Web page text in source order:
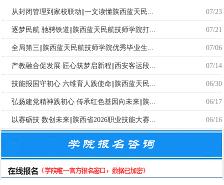
从封闭管理到家校联动||一文读懂陕西蓝天民... 07/23
逐梦民航 驰骋铁道||陕西蓝天民航技师学院打... 07/21
全局第三||陕西蓝天民航技师学院优秀毕业生... 07/06
产教融合促发展 匠心筑梦启新程||西安客运段... 07/14
技能报国守初心 六维育人践使命||陕西蓝天民... 06/30
弘扬建党精神践初心 传承红色基因向未来||陕... 06/17
以赛砺技 数创未来||陕西省2026职业技能大赛... 06/16